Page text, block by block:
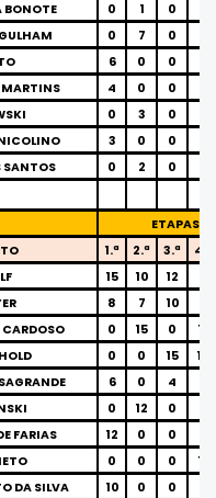
BONOTE 0 1 0
0 7 0
6 0 0
MARTINS 4 0 0
0 3 0
3 0 0
SANTOS 0 2 0
ETAPAS
1.ª 2.ª 3.ª
4.ª
15 10 12
8 7 10
CARDOSO 0 15 0
15
0 0 15
10
6 0 4
0 12 0
FARIAS 12 0 0
0 0 0
12
DA SILVA 10 0 0